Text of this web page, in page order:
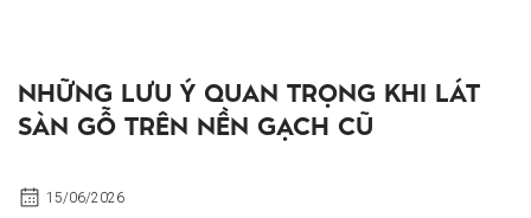
NHỮNG LƯU Ý QUAN TRỌNG KHI LÁT
SÀN GỖ TRÊN NỀN GẠCH CŨ
15/06/2026